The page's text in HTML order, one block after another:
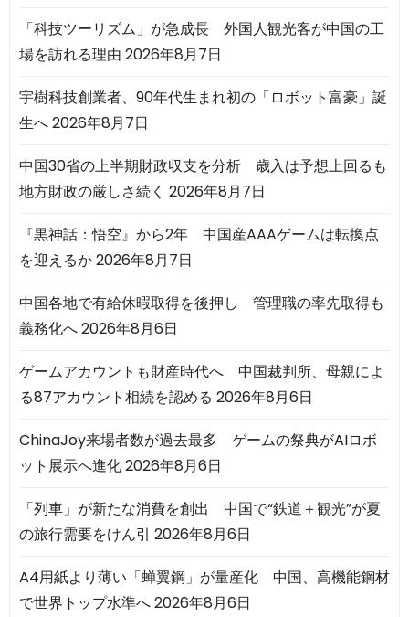
「科技ツーリズム」が急成長 外国人観光客が中国の工
場を訪れる理由 2026年8月7日
宇樹科技創業者、90年代生まれ初の「ロボット富豪」誕
生へ2026年8月7日
中国30省の上半期財政収支を分析 歳入は予想上回るも
地方財政の厳しさ続く 2026年8月7日
『黒神話：悟空』から2年 中国産AAAゲームは転換点
を迎えるか2026年8月7日
中国各地で有給休暇取得を後押し 管理職の率先取得も
義務化へ2026年8月6日
ゲームアカウントも財産時代へ 中国裁判所、母親によ
る87アカウント相続を認める 2026年8月6日
ChinaJoy来場者数が過去最多 ゲームの祭典がAIロボ
ット展示へ進化2026年8月6日
「列車」が新たな消費を創出 中国で“鉄道＋観光”が夏
の旅行需要をけん引 2026年8月6日
A4用紙より薄い「蝉翼鋼」が量産化 中国、高機能鋼材
で世界トップ水準へ2026年8月6日